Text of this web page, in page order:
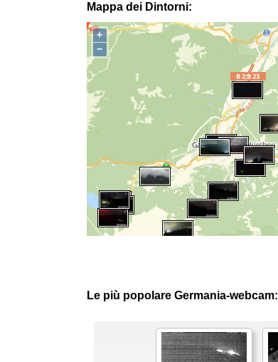
Mappa dei Dintorni:
+
−
Le più popolare Germania-webcam: